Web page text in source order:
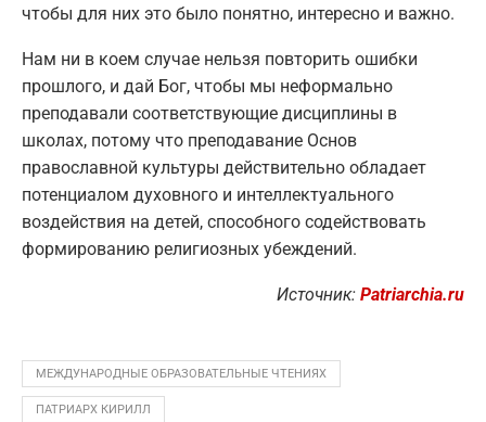
чтобы для них это было понятно, интересно и важно.
Нам ни в коем случае нельзя повторить ошибки
прошлого, и дай Бог, чтобы мы неформально
преподавали соответствующие дисциплины в
школах, потому что преподавание Основ
православной культуры действительно обладает
потенциалом духовного и интеллектуального
воздействия на детей, способного содействовать
формированию религиозных убеждений.
Источник: Patriarchia.ru
МЕЖДУНАРОДНЫЕ ОБРАЗОВАТЕЛЬНЫЕ ЧТЕНИЯХ
ПАТРИАРХ КИРИЛЛ